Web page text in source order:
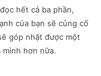
hết cả ba phần,
của bạn sẽ củng cố
góp nhặt được một
hơn nữa.